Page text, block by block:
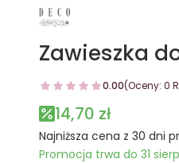
Zawieszka
0.00(Oceny: 0
14,70 zł
Najniższa cena z 30 dni
Promocja trwa do 31